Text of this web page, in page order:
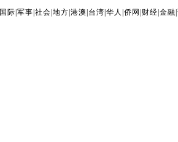
国际 |军事 |社会 |地方 |港澳 台湾 |华人 |侨网 财经 |金融 |